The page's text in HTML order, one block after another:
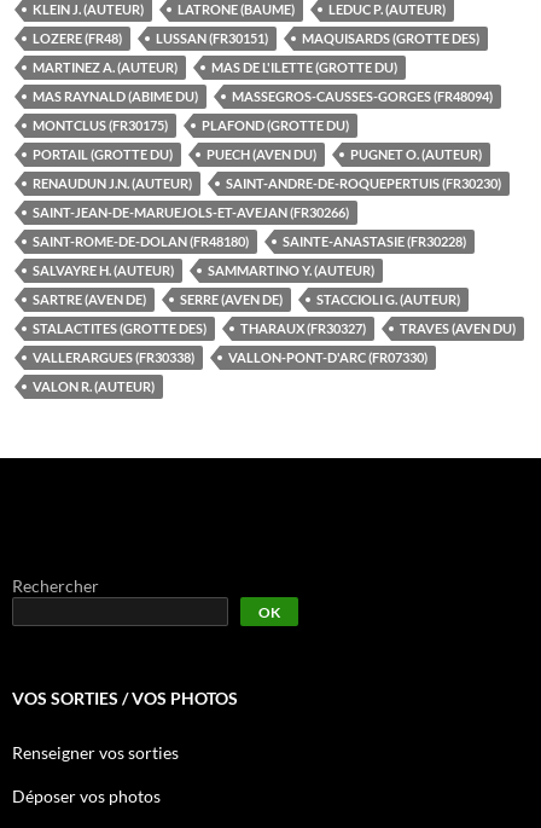
KLEIN J. (AUTEUR)
LATRONE (BAUME)
LEDUC P. (AUTEUR)
LOZERE (FR48)
LUSSAN (FR30151)
MAQUISARDS (GROTTE DES)
MARTINEZ A. (AUTEUR)
MAS DE L'ILETTE (GROTTE DU)
MAS RAYNALD (ABIME DU)
MASSEGROS-CAUSSES-GORGES (FR48094)
MONTCLUS (FR30175)
PLAFOND (GROTTE DU)
PORTAIL (GROTTE DU)
PUECH (AVEN DU)
PUGNET O. (AUTEUR)
RENAUDUN J.N. (AUTEUR)
SAINT-ANDRE-DE-ROQUEPERTUIS (FR30230)
SAINT-JEAN-DE-MARUEJOLS-ET-AVEJAN (FR30266)
SAINT-ROME-DE-DOLAN (FR48180)
SAINTE-ANASTASIE (FR30228)
SALVAYRE H. (AUTEUR)
SAMMARTINO Y. (AUTEUR)
SARTRE (AVEN DE)
SERRE (AVEN DE)
STACCIOLI G. (AUTEUR)
STALACTITES (GROTTE DES)
THARAUX (FR30327)
TRAVES (AVEN DU)
VALLERARGUES (FR30338)
VALLON-PONT-D'ARC (FR07330)
VALON R. (AUTEUR)
Rechercher
OK
VOS SORTIES / VOS PHOTOS
Renseigner vos sorties
Déposer vos photos